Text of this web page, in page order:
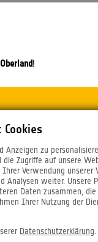
zu
Zugriffe auf unsere
Verwendung unserer
Analysen weiter. Unsere
Daten zusammen, die
Ihrer Nutzung der
Datenschutzerklärung
Oberland!